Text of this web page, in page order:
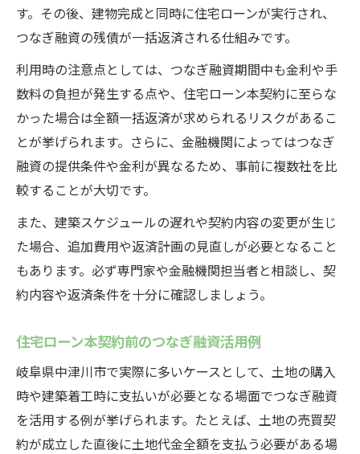
す。その後、建物完成と同時に住宅ローンが実行され、
つなぎ融資の残債が一括返済される仕組みです。
利用時の注意点としては、つなぎ融資期間中も金利や手
数料の負担が発生する点や、住宅ローン本契約に至らな
かった場合は全額一括返済が求められるリスクがあるこ
とが挙げられます。さらに、金融機関によってはつなぎ
融資の提供条件や金利が異なるため、事前に複数社を比
較することが大切です。
また、建築スケジュールの遅れや契約内容の変更が生じ
た場合、追加費用や返済計画の見直しが必要となること
もあります。必ず専門家や金融機関担当者と相談し、契
約内容や返済条件を十分に確認しましょう。
住宅ローン本契約前のつなぎ融資活用例
岐阜県中津川市で実際に多いケースとして、土地の購入
時や建築着工時に支払いが必要となる場面でつなぎ融資
を活用する例が挙げられます。たとえば、土地の売買契
約が成立した直後に土地代金全額を支払う必要がある場